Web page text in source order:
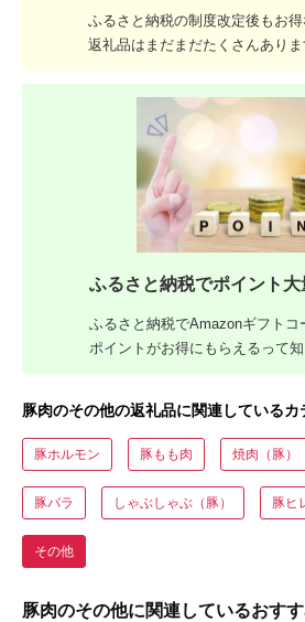
ふるさと納税の制度改定後もお得
返礼品はまだまだたくさんありま
ふるさと納税でポイント大
ふるさと納税でAmazonギフトコ
ポイントがお得にもらえるって
豚肉のその他の返礼品に関連しているカ
豚ホルモン 豚もも肉 焼肉（豚）
豚バラ しゃぶしゃぶ（豚） 豚ヒ
その他
豚肉のその他に関連しているおす